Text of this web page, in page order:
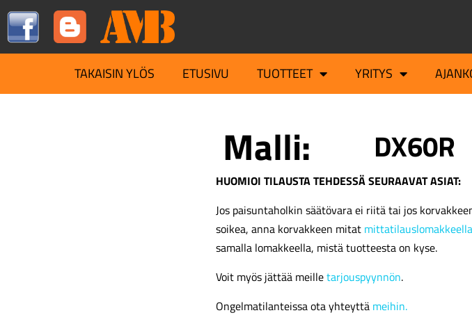
TAKAISIN YLÖS ETUSIVU TUOTTEET YRITYS
Malli: DX60R
HUOMIOI TILAUSTA TEHDESSÄ SEURAAVAT ASIAT:
Jos paisuntaholkin säätövara ei riitä tai jos
soikea, anna korvakkeen mitat mittatilauslomakkeella
samalla lomakkeella, mistä tuotteesta on kyse.
Voit myös jättää meilletarjouspyynnön.
Ongelmatilanteissa ota yhteyttä meihin.